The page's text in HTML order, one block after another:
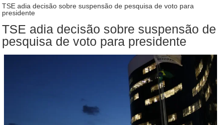
TSE adia decisão sobre suspensão de pesquisa de voto para
presidente
TSE adia decisão sobre suspensão de
pesquisa de voto para presidente